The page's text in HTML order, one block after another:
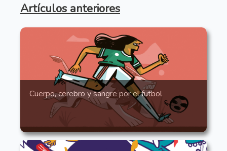
Artículos anteriores
Cuerpo, cerebro y sangre por el futbol